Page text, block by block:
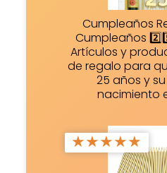
Cumpleaños
Cumpleaños
Artículos y
de regalo para
25 años y
nacimiento
★★★★★